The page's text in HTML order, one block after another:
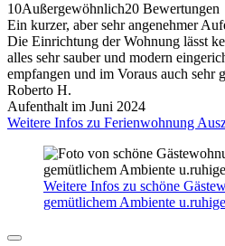
10Außergewöhnlich20 Bewertungen
Ein kurzer, aber sehr angenehmer
Die Einrichtung der Wohnung lässt
alles sehr sauber und modern
empfangen und im Voraus auch sehr
Roberto H.
Aufenthalt im Juni 2024
Weitere Infos zu Ferienwohnung
Weitere Infos zu schöne
gemütlichem Ambiente